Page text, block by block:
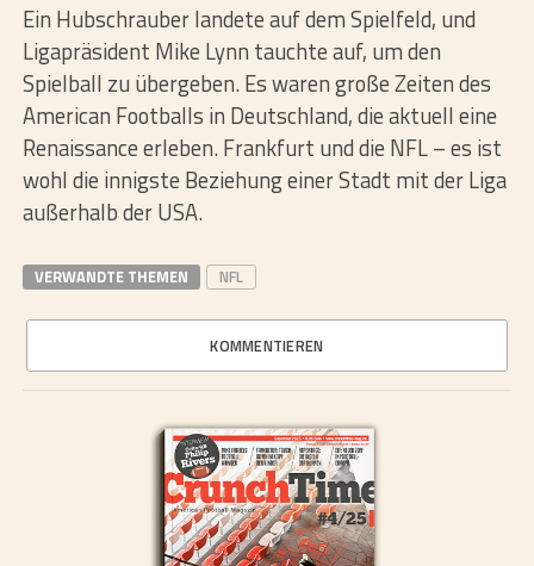
Ein Hubschrauber landete auf dem Spielfeld, und
Ligapräsident Mike Lynn tauchte auf, um den
Spielball zu übergeben. Es waren große Zeiten des
American Footballs in Deutschland, die aktuell eine
Renaissance erleben. Frankfurt und die NFL – es ist
wohl die innigste Beziehung einer Stadt mit der Liga
außerhalb der USA.
VERWANDTE THEMEN NFL
KOMMENTIEREN